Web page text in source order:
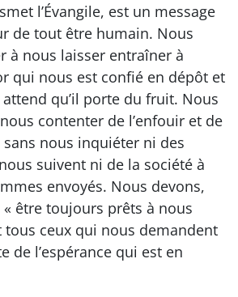
l’Évangile, est un message
de tout être humain. Nous
à nous laisser entraîner à
qui nous est confié en dépôt et
qu’il porte du fruit. Nous
contenter de l’enfouir et de
nous inquiéter ni des
suivent ni de la société à
envoyés. Nous devons,
être toujours prêts à nous
tous ceux qui nous demandent
de l’espérance qui est en